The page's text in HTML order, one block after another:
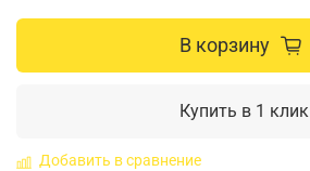
В корзину
Купить в 1 клик
Добавить в сравнение